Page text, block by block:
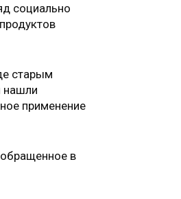
социально
старым
нашли
применение
в